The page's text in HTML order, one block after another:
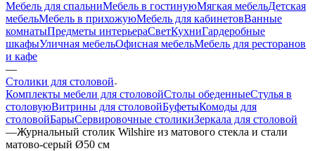
—
Мебель для кухни-столовой
Мебель для спальниМебель в гостинуюМягкая мебель
мебельМебель в прихожуюМебель для кабинетовВанные
комнаты
шкафы
и кафе
—
Столики для столовой
Комплекты мебели для столовойСтолы обеденные Стулья в
столовуюВитрины для столовойБуфетыКомоды для
столовойБары Сервировочные столики